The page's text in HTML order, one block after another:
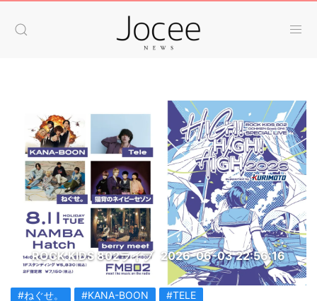
ROCK KIDS 802ライブ 2026-06-03 22:56:16
#ねぐせ。 #KANA-BOON #TELE